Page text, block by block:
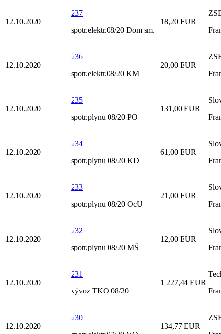
12.10.2020
237
spotr.elektr.08/20 Dom sm.
18,20 EUR
12.10.2020
236
spotr.elektr.08/20 KM
20,00 EUR
12.10.2020
235
spotr.plynu 08/20 PO
131,00 EUR
12.10.2020
234
spotr.plynu 08/20 KD
61,00 EUR
12.10.2020
233
spotr.plynu 08/20 OcU
21,00 EUR
12.10.2020
232
spotr.plynu 08/20 MŠ
12,00 EUR
12.10.2020
231
vývoz TKO 08/20
1 227,44 EUR
12.10.2020
230
134,77 EUR